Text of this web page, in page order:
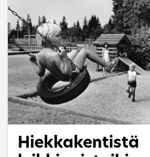
mutta tilanne muuttui
lasten päivähoidosta (1973)
päiväkotirakennusten määrän
Suunnittelu oli varsin säänneltyä
yhteiskuntaa tavoiteltaessa.
nousukausi ja postmoderni
kirvoittivat uudenlaista
pyrittiin luomaan lapsille
paikkoja sekä yllätyksellisiä ja
tilaratkaisuja.
Hiekkakentistä